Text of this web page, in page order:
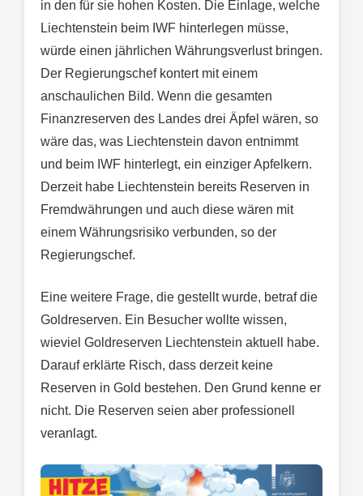
in den für sie hohen Kosten. Die Einlage, welche
Liechtenstein beim IWF hinterlegen müsse,
würde einen jährlichen Währungsverlust bringen.
Der Regierungschef kontert mit einem
anschaulichen Bild. Wenn die gesamten
Finanzreserven des Landes drei Äpfel wären, so
wäre das, was Liechtenstein davon entnimmt
und beim IWF hinterlegt, ein einziger Apfelkern.
Derzeit habe Liechtenstein bereits Reserven in
Fremdwährungen und auch diese wären mit
einem Währungsrisiko verbunden, so der
Regierungschef.
Eine weitere Frage, die gestellt wurde, betraf die
Goldreserven. Ein Besucher wollte wissen,
wieviel Goldreserven Liechtenstein aktuell habe.
Darauf erklärte Risch, dass derzeit keine
Reserven in Gold bestehen. Den Grund kenne er
nicht. Die Reserven seien aber professionell
veranlagt.